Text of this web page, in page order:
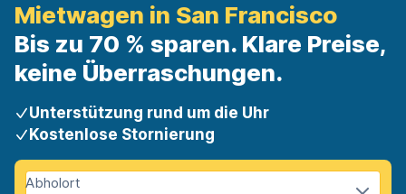
Mietwagen in San Francisco
Bis zu 70 % sparen. Klare Preise,
keine Überraschungen.
Unterstützung rund um die Uhr
Kostenlose Stornierung
Abholort